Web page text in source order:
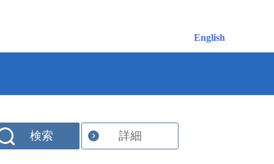
English
検索 詳細